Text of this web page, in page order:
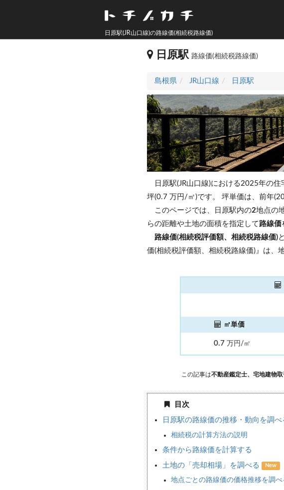
日原駅(JR山口線)の路線価(相続税路線価)
日原駅 路線価(相続税路線価)
島根県 JR山口線 日原駅
日原駅(JR山口線)における2025年の住
坪(0.7 万円/㎡)です。坪単価は、前年
このページでは、日原駅内の2地点の
らの距離や土地の面積を指定して 路線価
路線価(相続税評価額、相続税路線価)
価(相続税評価額、相続税路線価)』は、
㎡単価
0.7 万円/㎡
この記事は不動産鑑定士、宅地建物
目次
日原駅の路線価の推移・動向を調べ
相続税の計算方法の説明
条件から路線価を計算する
土地の「売却相場」を調べる New
地点ごとの路線価の価格推移を調べ